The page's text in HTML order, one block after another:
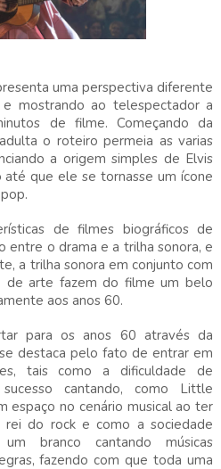
uma perspectiva diferente
e mostrando ao telespectador a
de filme. Começando da
o roteiro permeia as varias
a origem simples de Elvis
que ele se tornasse um ícone
de filmes biográficos de
entre o drama e a trilha sonora, e
a trilha sonora em conjunto com
de arte fazem do filme um belo
aos anos 60.
para os anos 60 através da
destaca pelo fato de entrar em
tais como a dificuldade de
cantando, como Little
espaço no cenário musical ao ter
rei do rock e como a sociedade
branco cantando músicas
fazendo com que toda uma